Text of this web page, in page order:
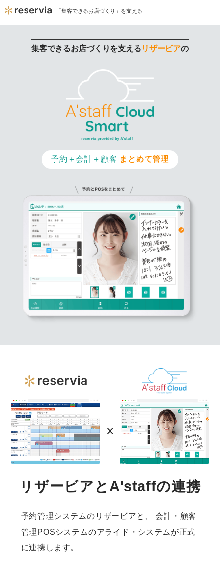
「集客できるお店づくり」を支える
集客できるお店づくりを支える リザービアの
予約＋会計＋顧客 まとめて管理
リザービアとA'staffの連携
予約管理システムのリザービアと、
会計・顧客
管理POSシステムのアライド・システムが正式
に連携します。